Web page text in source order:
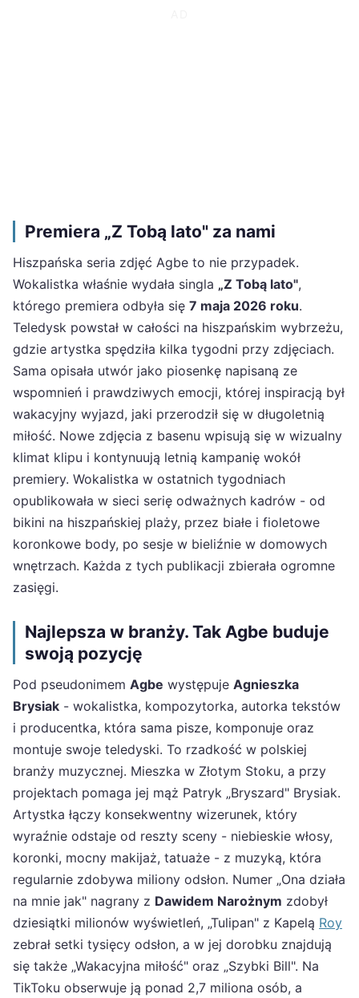
Premiera „Z Tobą lato" za nami
Hiszpańska seria zdjęć Agbe to nie przypadek.
Wokalistka właśnie wydała singla „Z Tobą lato",
którego premiera odbyła się 7 maja 2026 roku.
Teledysk powstał w całości na hiszpańskim wybrzeżu,
gdzie artystka spędziła kilka tygodni przy zdjęciach.
Sama opisała utwór jako piosenkę napisaną ze
wspomnień i prawdziwych emocji, której inspiracją był
wakacyjny wyjazd, jaki przerodził się w długoletnią
miłość. Nowe zdjęcia z basenu wpisują się w wizualny
klimat klipu i kontynuują letnią kampanię wokół
premiery. Wokalistka w ostatnich tygodniach
opublikowała w sieci serię odważnych kadrów - od
bikini na hiszpańskiej plaży, przez białe i fioletowe
koronkowe body, po sesje w bieliźnie w domowych
wnętrzach. Każda z tych publikacji zbierała ogromne
zasięgi.
Najlepsza w branży. Tak Agbe buduje
swoją pozycję
Pod pseudonimem Agbe występuje Agnieszka
Brysiak - wokalistka, kompozytorka, autorka tekstów
i producentka, która sama pisze, komponuje oraz
montuje swoje teledyski. To rzadkość w polskiej
branży muzycznej. Mieszka w Złotym Stoku, a przy
projektach pomaga jej mąż Patryk „Bryszard" Brysiak.
Artystka łączy konsekwentny wizerunek, który
wyraźnie odstaje od reszty sceny - niebieskie włosy,
koronki, mocny makijaż, tatuaże - z muzyką, która
regularnie zdobywa miliony odsłon. Numer „Ona działa
na mnie jak" nagrany z Dawidem Narożnym zdobył
dziesiątki milionów wyświetleń, „Tulipan" z Kapelą Roy
zebrał setki tysięcy odsłon, a w jej dorobku znajdują
się także „Wakacyjna miłość" oraz „Szybki Bill". Na
TikToku obserwuje ją ponad 2,7 miliona osób, a